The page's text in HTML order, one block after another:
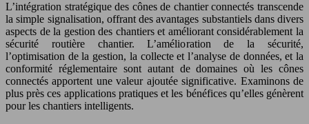
L’intégration stratégique des cônes de chantier connectés transcende
la simple signalisation, offrant des avantages substantiels dans divers
aspects de la gestion des chantiers et améliorant considérablement la
sécurité routière chantier. L’amélioration de la sécurité,
l’optimisation de la gestion, la collecte et l’analyse de données, et la
conformité réglementaire sont autant de domaines où les cônes
connectés apportent une valeur ajoutée significative. Examinons de
plus près ces applications pratiques et les bénéfices qu’elles génèrent
pour les chantiers intelligents.